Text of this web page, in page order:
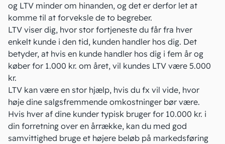
og LTV minder om hinanden, og det er derfor let at
komme til at forveksle de to begreber.
LTV viser dig, hvor stor fortjeneste du får fra hver
enkelt kunde i den tid, kunden handler hos dig. Det
betyder, at hvis en kunde handler hos dig i fem år og
køber for 1.000 kr. om året, vil kundes LTV være 5.000
kr.
LTV kan være en stor hjælp, hvis du fx vil vide, hvor
høje dine salgsfremmende omkostninger bør være.
Hvis hver af dine kunder typisk bruger for 10.000 kr. i
din forretning over en årrække, kan du med god
samvittighed bruge et højere beløb på markedsføring